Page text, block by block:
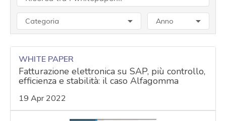
Categoria Anno
WHITE PAPER
Fatturazione elettronica su SAP, più controllo,
efficienza e stabilità: il caso Alfagomma
19 Apr 2022